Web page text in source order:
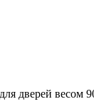
дверей